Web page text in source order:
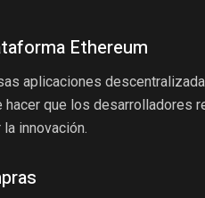
Ethereum
aplicaciones
hacer que los desarrolladores
innovación.